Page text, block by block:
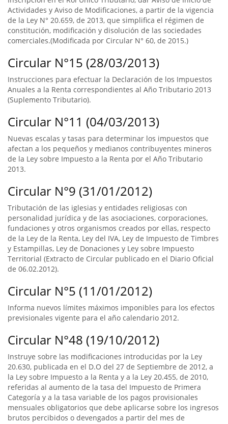
Actividades y Aviso de Modificaciones, a partir de la vigencia
de la Ley N° 20.659, de 2013, que simplifica el régimen de
constitución, modificación y disolución de las sociedades
comerciales.(Modificada por Circular N° 60, de 2015.)
Circular N°15 (28/03/2013)
Instrucciones para efectuar la Declaración de los Impuestos
Anuales a la Renta correspondientes al Año Tributario 2013
(Suplemento Tributario).
Circular N°11 (04/03/2013)
Nuevas escalas y tasas para determinar los impuestos que
afectan a los pequeños y medianos contribuyentes mineros
de la Ley sobre Impuesto a la Renta por el Año Tributario
2013.
Circular N°9 (31/01/2012)
Tributación de las iglesias y entidades religiosas con
personalidad jurídica y de las asociaciones, corporaciones,
fundaciones y otros organismos creados por ellas, respecto
de la Ley de la Renta, Ley del IVA, Ley de Impuesto de Timbres
y Estampillas, Ley de Donaciones y Ley sobre Impuesto
Territorial (Extracto de Circular publicado en el Diario Oficial
de 06.02.2012).
Circular N°5 (11/01/2012)
Informa nuevos límites máximos imponibles para los efectos
previsionales vigente para el año calendario 2012.
Circular N°48 (19/10/2012)
Instruye sobre las modificaciones introducidas por la Ley
20.630, publicada en el D.O del 27 de Septiembre de 2012, a
la Ley sobre Impuesto a la Renta y a la Ley 20.455, de 2010,
referidas al aumento de la tasa del Impuesto de Primera
Categoría y a la tasa variable de los pagos provisionales
mensuales obligatorios que debe aplicarse sobre los ingresos
brutos percibidos o devengados a partir del mes de